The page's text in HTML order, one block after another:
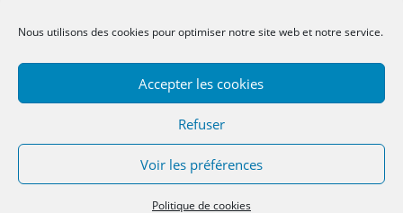
Nous utilisons des cookies pour optimiser notre site web et notre service.
Accepter les cookies
Refuser
Voir les préférences
Politique de cookies
CGV-Mentions légales-Contact
Copyright 2022 - OceanWP Theme by OceanWP